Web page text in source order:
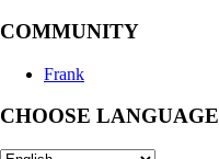
COMMUNITY
Frank
CHOOSE LANGUAGE